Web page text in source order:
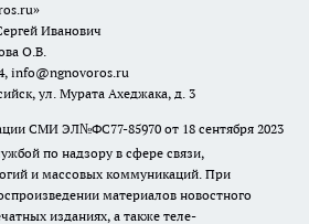
Иванович
О.В.
info@ngnovoros.ru
ул. Мурата Ахеджака, д. 3
СМИ ЭЛ№ФС77-85970 от 18 сентября 2023
по надзору в сфере связи,
и массовых коммуникаций. При
материалов новостного
изданиях, а также теле-